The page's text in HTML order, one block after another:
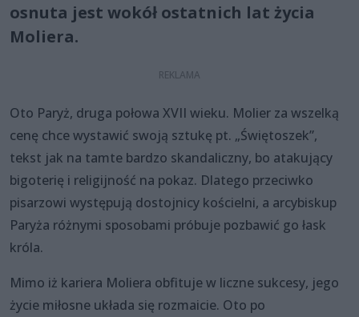
osnuta jest wokół ostatnich lat życia
Moliera.
Oto Paryż, druga połowa XVII wieku. Molier za wszelką
cenę chce wystawić swoją sztukę pt. „Świętoszek”,
tekst jak na tamte bardzo skandaliczny, bo atakujący
bigoterię i religijność na pokaz. Dlatego przeciwko
pisarzowi występują dostojnicy kościelni, a arcybiskup
Paryża różnymi sposobami próbuje pozbawić go łask
króla.
Mimo iż kariera Moliera obfituje w liczne sukcesy, jego
życie miłosne układa się rozmaicie. Oto po